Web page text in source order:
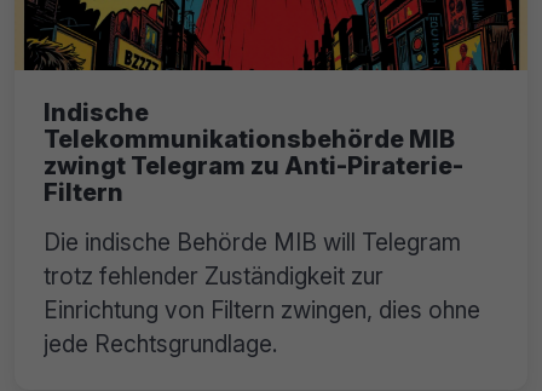
Indische
Telekommunikationsbehörde MIB
zwingt Telegram zu Anti-Piraterie-
Filtern
Die indische Behörde MIB will Telegram
trotz fehlender Zuständigkeit zur
Einrichtung von Filtern zwingen, dies ohne
jede Rechtsgrundlage.